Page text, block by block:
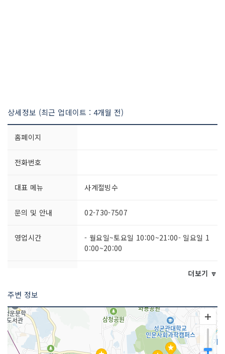
상세정보 (최근 업데이트 : 4개월 전)
홈페이지
전화번호
대표 메뉴 사계절빙수
문의 및 안내 02-730-7507
영업시간
- 월요일~토요일 10:00~21:00- 일요일 1
0:00~20:00
쉬는날
취급 메뉴 향통차 / 오미자차 / 쌍화차 / 대추차 등
인허가번호 20060025427
더보기 🔽
주변 정보